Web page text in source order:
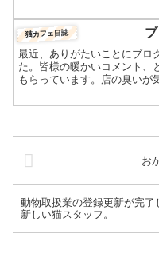
猫カフェ日誌
最近、ありがたいことにブロ
た。皆様の暖かいコメント、
もらっています。店の臭いが
て...
お
動物取扱業の登録更新が完了
新しい猫スタッフ。